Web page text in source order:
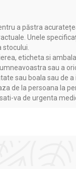
2x30cp - ALEVIA
24%
vegetali
a păstra
Unele
stocului.
eticheta si
sau a
sau boala sau de
de la persoana la
va de urgenta